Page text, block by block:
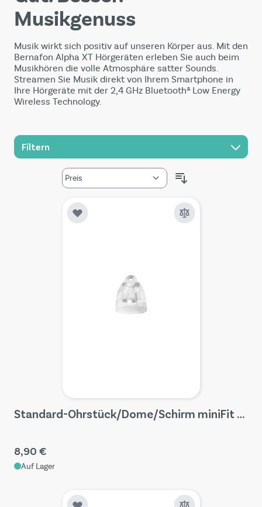
Musikgenuss
Musik wirkt sich positiv auf unseren Körper aus. Mit den
Bernafon Alpha XT Hörgeräten erleben Sie auch beim
Musikhören die volle Atmosphäre satter Sounds.
Streamen Sie Musik direkt von Ihrem Smartphone in
Ihre Hörgeräte mit der 2,4 GHz Bluetooth® Low Energy
Wireless Technology.
Filtern
Standard-Ohrstück/Dome/Schirm miniFit Kit (4 Stück)
8,90 €
Auf Lager